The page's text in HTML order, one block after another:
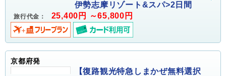
伊勢志摩リゾート&スパ>2日間
旅行代金： 25,400円 ～65,800円
京都府発
【復路観光特急しまかぜ無料選択